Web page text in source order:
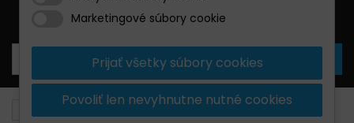
Košík0Produkty
Marketingové súbory cookie
Prijať všetky súbory cookies
Povoliť len nevyhnutne nutné cookies